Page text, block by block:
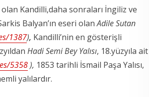
Kandilli,daha sonraları İngiliz ve
Balyan’ın eseri olanAdile Sutan
1387), Kandilli’nin en gösterişli
Hadi Semi Bey Yalısı, 18.yüzyıla ait
5358), 1853 tarihli İsmail Paşa Yalısı,
yalılardır.